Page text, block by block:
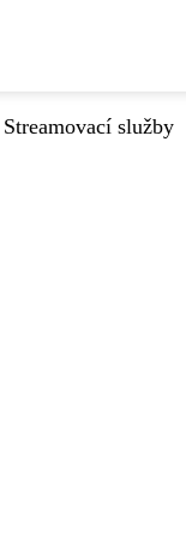
Streamovací služby